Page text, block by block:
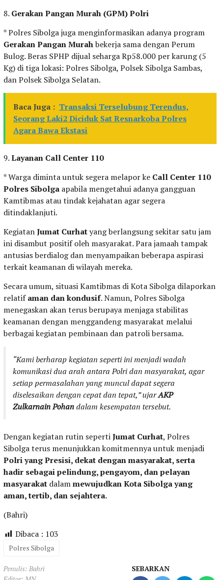
8. Gerakan Pangan Murah (GPM) Polri
* Polres Sibolga juga menginformasikan adanya program
Gerakan Pangan Murahbekerja sama dengan Perum
Bulog. Beras SPHP dijual seharga Rp58.000 per karung (5
Kg) di tiga lokasi: Polres Sibolga, Polsek Sibolga Sambas,
dan Polsek Sibolga Selatan.
Baca Juga : Transaksi Terselubung Terendus,
Seorang Laki2 Diciduk Sat Resnarkoba Polres
Agara Bawa Ekstasi
9.Layanan Call Center 110
* Warga diminta untuk segera melapor ke Call Center 110
Polres Sibolga apabila mengetahui adanya gangguan
Kamtibmas atau tindak kejahatan agar segera
ditindaklanjuti.
KegiatanJumat Curhatyang berlangsung sekitar satu jam
ini disambut positif oleh masyarakat. Para jamaah tampak
antusias berdialog dan menyampaikan beberapa aspirasi
terkait keamanan di wilayah mereka.
Secara umum, situasi Kamtibmas di Kota Sibolga dilaporkan
relatifaman dan kondusif. Namun, Polres Sibolga
menegaskan akan terus berupaya menjaga stabilitas
keamanan dengan menggandeng masyarakat melalui
berbagai kegiatan pembinaan dan patroli bersama.
“Kami berharap kegiatan seperti ini menjadi wadah
komunikasi dua arah antara Polri dan masyarakat, agar
setiap permasalahan yang muncul dapat segera
diselesaikan dengan cepat dan tepat,” ujarAKP
Zulkarnain Pohandalam kesempatan tersebut.
Dengan kegiatan rutin sepertiJumat Curhat, Polres
Sibolga terus menunjukkan komitmennya untuk menjadi
Polri yang Presisi, dekat dengan masyarakat, serta
hadir sebagai pelindung, pengayom, dan pelayan
masyarakat dalammewujudkan Kota Sibolga yang
aman, tertib, dan sejahtera.
(Bahri)
Dibaca : 103
Polres Sibolga
Penulis: Bahri
SEBARKAN